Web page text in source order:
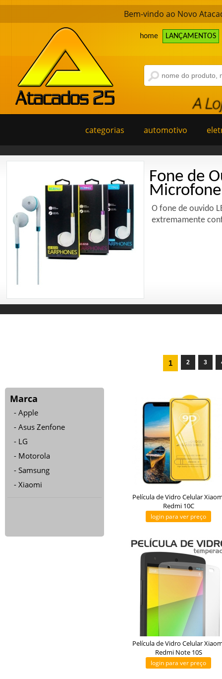
home LANÇAMENTOS
Bem-vindo ao Novo
categorias automotivo
Fone de
O fone de ouvido
extremamente
1 2 3
Marca
Apple
Asus Zenfone
LG
Motorola
Samsung
Xiaomi
Película de Vidro Celular
Redmi 10C
login para ver preço
Película de Vidro Celular
Redmi Note 10S
login para ver preço